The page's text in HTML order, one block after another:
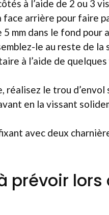
à l’aide de 2 ou 3
face arrière pour faire
mm dans le fond
le au reste de la
à l’aide de
réalisez le trou
en la vissant
avec deux
prévoir